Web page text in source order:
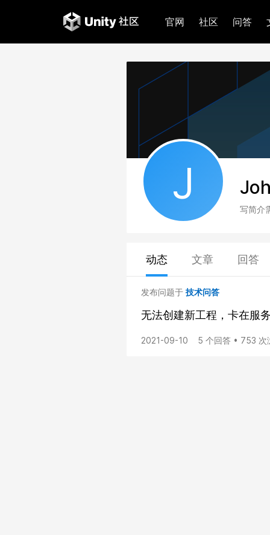
官网 社区 问答
J
写简介
动态 文章 回答
发布问题于 技术问答
无法创建新工程，卡在服
2021-09-10 5 个回答 • 753 次